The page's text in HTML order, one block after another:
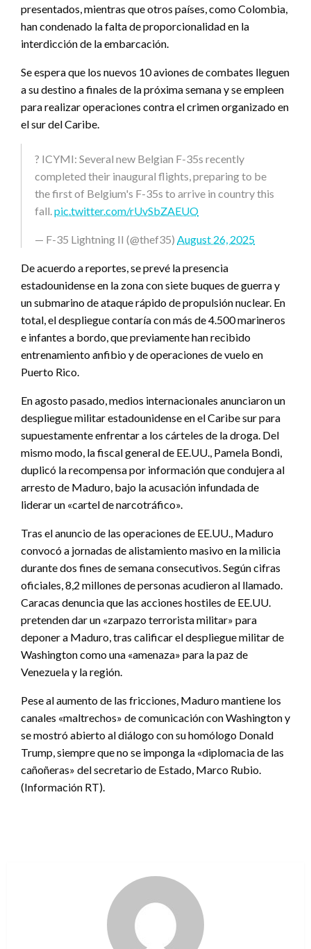
presentados, mientras que otros países, como Colombia,
han condenado la falta de proporcionalidad en la
interdicción de la embarcación.
Se espera que los nuevos 10 aviones de combates lleguen
a su destino a finales de la próxima semana y se empleen
para realizar operaciones contra el crimen organizado en
el sur del Caribe.
? ICYMI: Several new Belgian F-35s recently
completed their inaugural flights, preparing to be
the first of Belgium's F-35s to arrive in country this
fall.pic.twitter.com/rUvSbZAEUO
— F-35 Lightning II (@thef35) August 26, 2025
De acuerdo a reportes, se prevé la presencia
estadounidense en la zona con siete buques de guerra y
un submarino de ataque rápido de propulsión nuclear. En
total, el despliegue contaría con más de 4.500 marineros
e infantes a bordo, que previamente han recibido
entrenamiento anfibio y de operaciones de vuelo en
Puerto Rico.
En agosto pasado, medios internacionales anunciaron un
despliegue militar estadounidense en el Caribe sur para
supuestamente enfrentar a los cárteles de la droga. Del
mismo modo, la fiscal general de EE.UU., Pamela Bondi,
duplicó la recompensa por información que condujera al
arresto de Maduro, bajo la acusación infundada de
liderar un «cartel de narcotráfico».
Tras el anuncio de las operaciones de EE.UU., Maduro
convocó a jornadas de alistamiento masivo en la milicia
durante dos fines de semana consecutivos. Según cifras
oficiales, 8,2 millones de personas acudieron al llamado.
Caracas denuncia que las acciones hostiles de EE.UU.
pretenden dar un «zarpazo terrorista militar» para
deponer a Maduro, tras calificar el despliegue militar de
Washington como una «amenaza» para la paz de
Venezuela y la región.
Pese al aumento de las fricciones, Maduro mantiene los
canales «maltrechos» de comunicación con Washington y
se mostró abierto al diálogo con su homólogo Donald
Trump, siempre que no se imponga la «diplomacia de las
cañoñeras» del secretario de Estado, Marco Rubio.
(Información RT).